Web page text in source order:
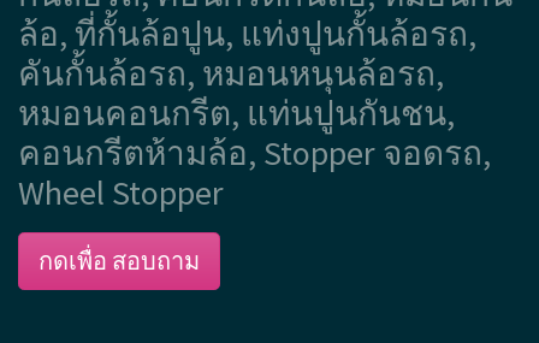
ล้อ, ที่กั้นล้อปูน, แท่งปูนกั้นล้อรถ,
คันกั้นล้อรถ, หมอนหนุนล้อรถ,
หมอนคอนกรีต, แท่นปูนกันชน,
คอนกรีตห้ามล้อ, Stopper จอดรถ,
Wheel Stopper
กดเพื่อ สอบถาม